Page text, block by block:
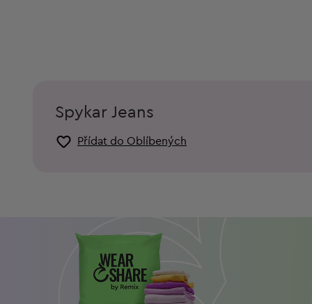
Spykar Jeans
Přídat do Oblíbených